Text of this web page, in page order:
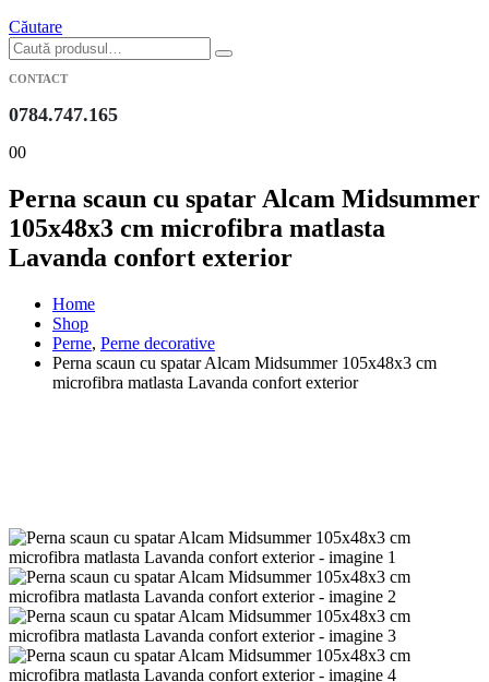
Căutare
CONTACT
0784.747.165
00
Perna scaun cu spatar Alcam Midsummer
105x48x3 cm microfibra matlasta
Lavanda confort exterior
Home
Shop
Perne, Perne decorative
Perna scaun cu spatar Alcam Midsummer 105x48x3 cm
microfibra matlasta Lavanda confort exterior